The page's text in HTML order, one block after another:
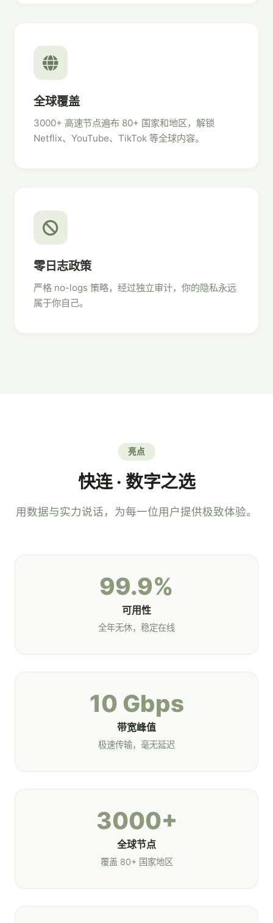
全球覆盖
3000+ 高速节点遍布 80+ 国家和地区，解锁
Netflix、YouTube、TikTok 等全球内容。
零日志政策
严格 no-logs 策略，经过独立审计，你的隐私永远
属于你自己。
亮点
快连 · 数字之选
用数据与实力说话，为每一位用户提供极致体验。
99.9%
可用性
全年无休，稳定在线
10 Gbps
带宽峰值
极速传输，毫无延迟
3000+
全球节点
覆盖 80+ 国家地区